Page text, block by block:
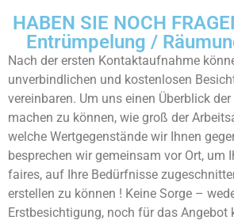
HABEN SIE NOCH
Entrümpelung /
Nach der ersten Kontaktaufnahme
unverbindlichen und kostenlosen
vereinbaren. Um uns einen Überblick
machen zu können, wie groß der
welche Wertgegenstände wir Ihnen
besprechen wir gemeinsam vor Ort, um
faires, auf Ihre Bedürfnisse
erstellen zu können ! Keine Sorge –
Erstbesichtigung, noch für das Angebot